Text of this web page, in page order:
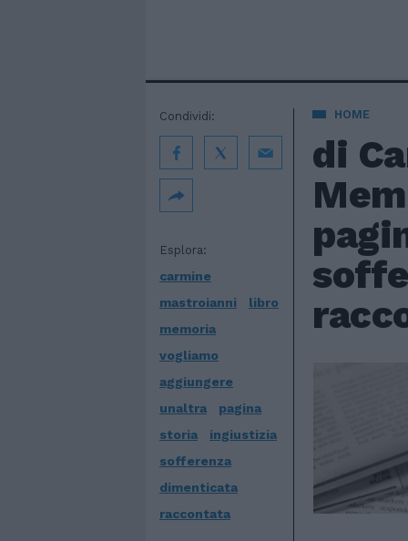
HOME
di
Esplora:
carmine
mastroianni
libro
memoria
vogliamo
aggiungere
unaltra
pagina
storia
ingiustizia
sofferenza
dimenticata
raccontata
Condividi: